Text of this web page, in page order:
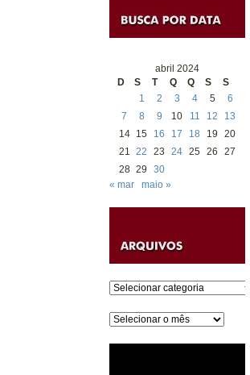
abril 2024
D
S T Q Q S
S
1
2 3 4 5
6
7
8 9 10 11 12
13
14
15 16 17 18 19
20
21
22 23 24 25 26
27
28 29
30
« mar
maio »
Categorias
Arquivos